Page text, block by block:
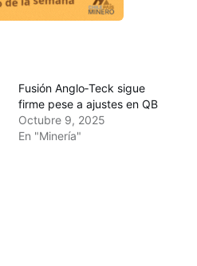
Fusión Anglo‑Teck sigue
firme pese a ajustes en QB
Octubre 9, 2025
En "Minería"